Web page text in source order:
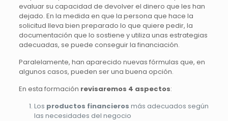
evaluar su capacidad de devolver el dinero que les han
dejado. En la medida en que la persona que hace la
solicitud lleva bien preparado lo que quiere pedir, la
documentación que lo sostiene y utiliza unas estrategias
adecuadas, se puede conseguir la financiación.
Paralelamente, han aparecido nuevas fórmulas que, en
algunos casos, pueden ser una buena opción.
En esta formación revisaremos 4 aspectos:
Los productos financieros más adecuados según
las necesidades del negocio